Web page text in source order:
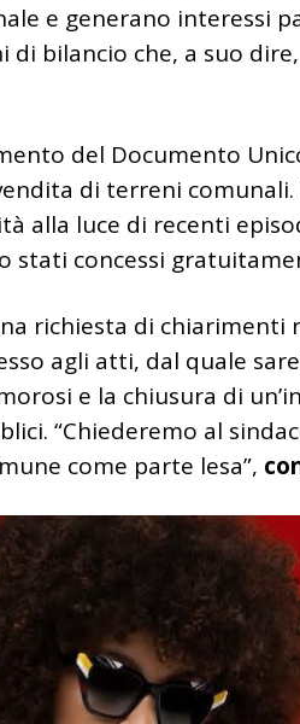
e generano interessi
bilancio che, a suo
del Documento
di terreni comunali.
alla luce di recenti
stati concessi
richiesta di chiarimenti
agli atti, dal quale
e la chiusura di
“Chiederemo al
come parte lesa”,